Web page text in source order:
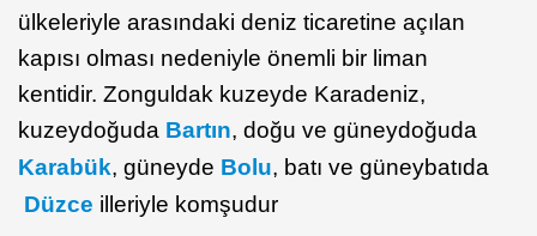
ülkeleriyle arasındaki deniz ticaretine açılan
kapısı olması nedeniyle önemli bir liman
kentidir. Zonguldak kuzeyde Karadeniz,
kuzeydoğuda Bartın, doğu ve güneydoğuda
Karabük, güneyde Bolu, batı ve güneybatıda
Düzce illeriyle komşudur